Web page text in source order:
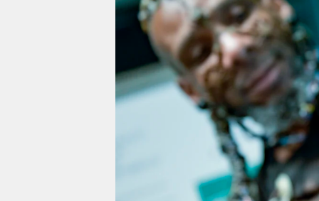
verlag
veranstaltungen
shop
fragen & hilfe
unterstützen
genossenschaft